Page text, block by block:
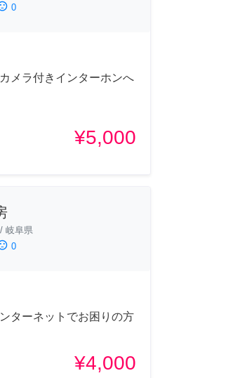
0
メラ付きインターホンへ
¥5,000
岐阜県
0
ターネットでお困りの方
¥4,000